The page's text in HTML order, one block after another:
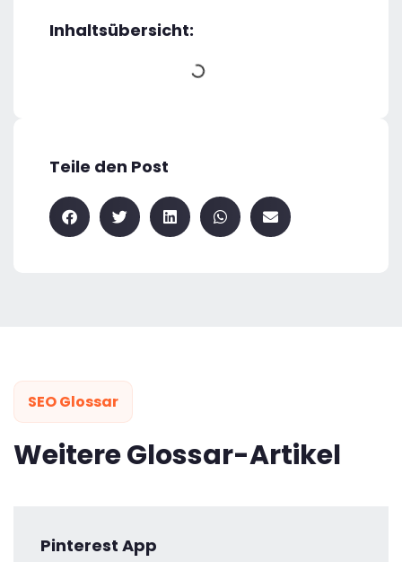
Inhaltsübersicht:
Teile den Post
SEO Glossar
Weitere Glossar-Artikel
Pinterest App